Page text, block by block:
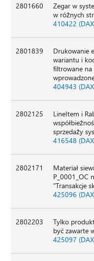
2801660
Zegar w
w różnych
410422
2801839
Drukowanie
wariantu i
filtrowane
404943
2802125
LineItem i
sprzedaży
416548
2802171
Materiał
P_0001_OC
"Transakcje
425096
2802203
Tylko
być zawarte
425097